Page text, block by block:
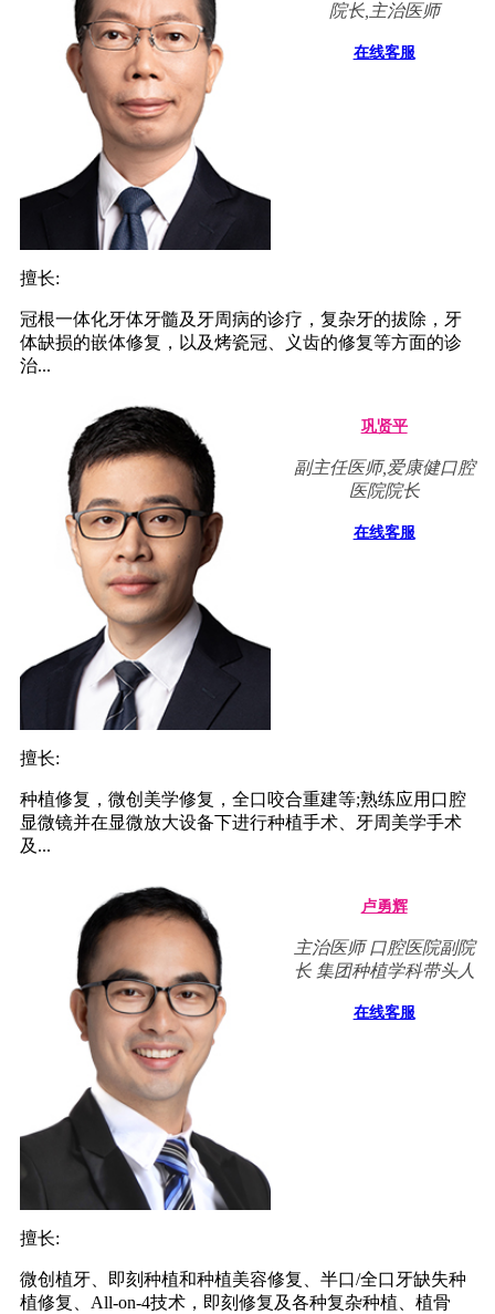
院长,主治医师
在线客服
擅长:
冠根一体化牙体牙髓及牙周病的诊疗，复杂牙的拔除，牙
体缺损的嵌体修复，以及烤瓷冠、义齿的修复等方面的诊
治...
巩贤平
副主任医师,爱康健口腔
医院院长
在线客服
擅长:
种植修复，微创美学修复，全口咬合重建等;熟练应用口腔
显微镜并在显微放大设备下进行种植手术、牙周美学手术
及...
卢勇辉
主治医师 口腔医院副院
长 集团种植学科带头人
在线客服
擅长:
微创植牙、即刻种植和种植美容修复、半口/全口牙缺失种
植修复、All-on-4技术，即刻修复及各种复杂种植、植骨